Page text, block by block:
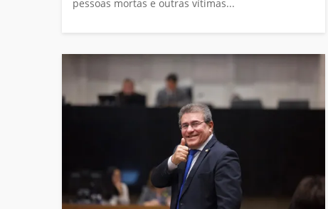
pessoas mortas e outras vítimas...